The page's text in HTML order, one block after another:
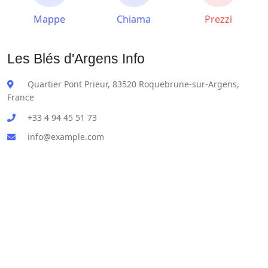
Mappe Chiama Prezzi
Les Blés d'Argens Info
Quartier Pont Prieur, 83520 Roquebrune-sur-Argens,
France
+33 4 94 45 51 73
info@example.com